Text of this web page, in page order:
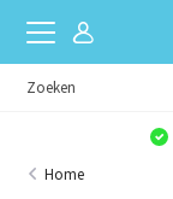
Home